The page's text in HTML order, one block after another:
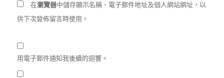
在瀏覽器中儲存顯示名稱、電子郵件地址及個人網站網址，以
供下次發佈留言時使用。
用電子郵件通知我後續的迴響。